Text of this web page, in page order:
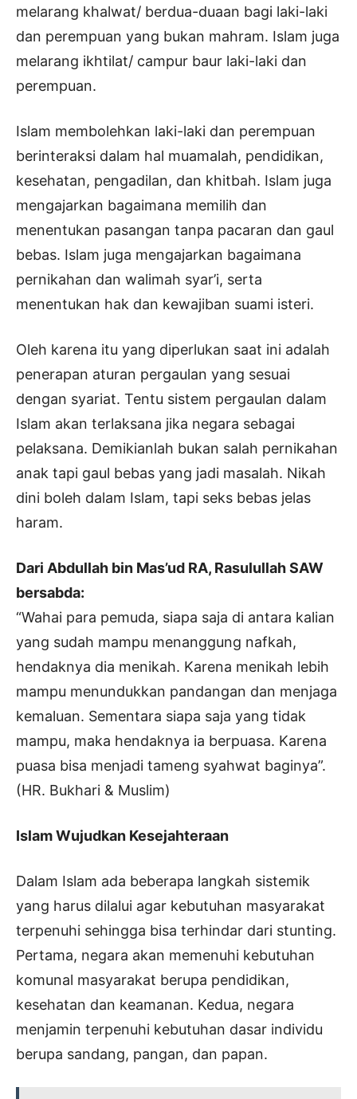
melarang khalwat/ berdua-duaan bagi laki-laki
dan perempuan yang bukan mahram. Islam juga
melarang ikhtilat/ campur baur laki-laki dan
perempuan.
Islam membolehkan laki-laki dan perempuan
berinteraksi dalam hal muamalah, pendidikan,
kesehatan, pengadilan, dan khitbah. Islam juga
mengajarkan bagaimana memilih dan
menentukan pasangan tanpa pacaran dan gaul
bebas. Islam juga mengajarkan bagaimana
pernikahan dan walimah syar’i, serta
menentukan hak dan kewajiban suami isteri.
Oleh karena itu yang diperlukan saat ini adalah
penerapan aturan pergaulan yang sesuai
dengan syariat. Tentu sistem pergaulan dalam
Islam akan terlaksana jika negara sebagai
pelaksana. Demikianlah bukan salah pernikahan
anak tapi gaul bebas yang jadi masalah. Nikah
dini boleh dalam Islam, tapi seks bebas jelas
haram.
Dari Abdullah bin Mas’ud RA, Rasulullah SAW
bersabda:
“Wahai para pemuda, siapa saja di antara kalian
yang sudah mampu menanggung nafkah,
hendaknya dia menikah. Karena menikah lebih
mampu menundukkan pandangan dan menjaga
kemaluan. Sementara siapa saja yang tidak
mampu, maka hendaknya ia berpuasa. Karena
puasa bisa menjadi tameng syahwat baginya”.
(HR. Bukhari & Muslim)
Islam Wujudkan Kesejahteraan
Dalam Islam ada beberapa langkah sistemik
yang harus dilalui agar kebutuhan masyarakat
terpenuhi sehingga bisa terhindar dari stunting.
Pertama, negara akan memenuhi kebutuhan
komunal masyarakat berupa pendidikan,
kesehatan dan keamanan. Kedua, negara
menjamin terpenuhi kebutuhan dasar individu
berupa sandang, pangan, dan papan.